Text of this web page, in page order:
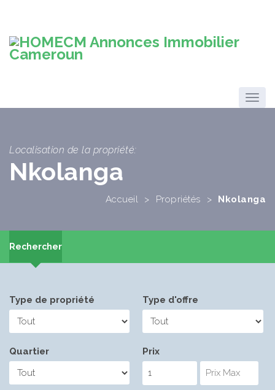
Localisation de la propriété:
Nkolanga
Accueil > Propriétés > Nkolanga
Rechercher
Type de propriété Type d'offre
Quartier Prix